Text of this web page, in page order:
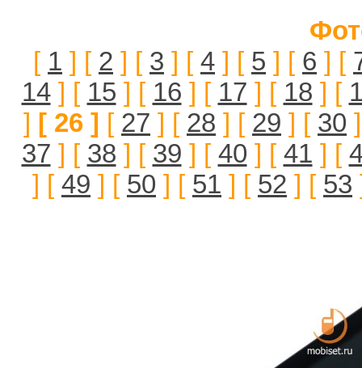
[ 1 ] [ 2 ] [ 3 ] [ 4 ] [ 5 ] [ 6 ] [
14] [ 15 ] [ 16 ] [ 17 ] [ 18 ] [
] [ 26 ] [ 27 ] [ 28 ] [ 29 ] [ 30
37 ] [ 38 ] [ 39 ] [ 40 ] [ 41 ] [
] [ 49 ] [ 50 ] [ 51 ] [ 52 ] [ 53